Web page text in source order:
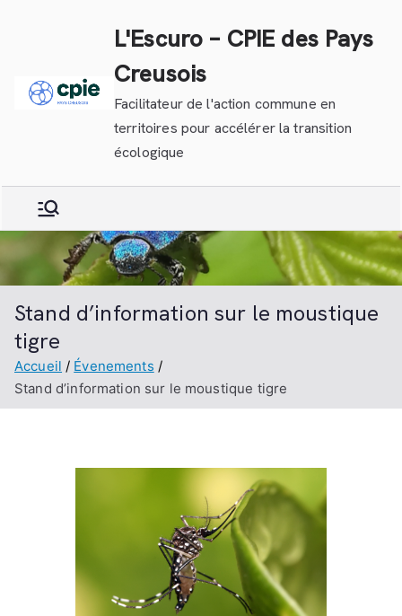
L'Escuro – CPIE des Pays
Creusois
Facilitateur de l'action commune en
territoires pour accélérer la transition
écologique
Stand d’information sur le moustique
tigre
Accueil
Évenements
Stand d’information sur le moustique tigre